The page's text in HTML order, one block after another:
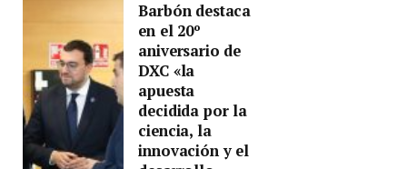
Barbón destaca
en el 20º
aniversario de
DXC «la
apuesta
decidida por la
ciencia, la
innovación y el